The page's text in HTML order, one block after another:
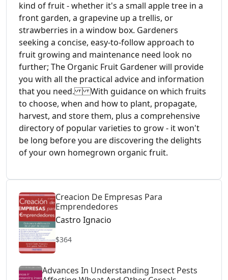
kind of fruit - whether it's a small apple tree in a
front garden, a grapevine up a trellis, or
strawberries in a window box. Gardeners
seeking a concise, easy-to-follow approach to
fruit growing and maintenance need look no
further; The Organic Fruit Gardener will provide
you with all the practical advice and information
that you need. With guidance on which fruits
to choose, when and how to plant, propagate,
harvest, and store them, plus a comprehensive
directory of popular varieties to grow - it won't
be long before you are discovering the delights
of your own homegrown organic fruit.
Creacion De Empresas Para
Emprendedores
Castro Ignacio
$364
Advances In Understanding Insect Pests